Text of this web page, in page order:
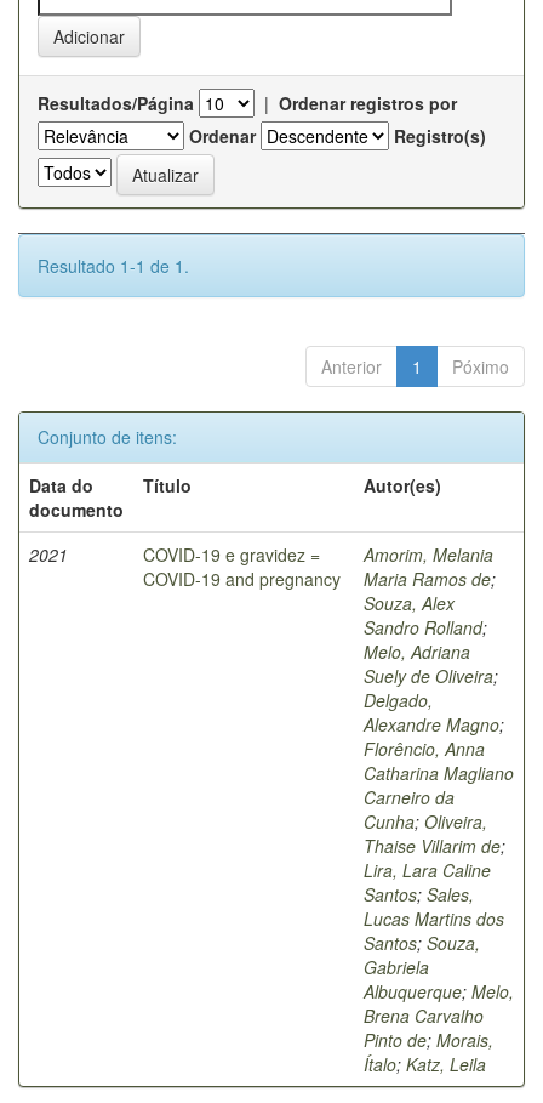
Resultados/Página | Ordenar registros por
Ordenar
Registro(s)
Resultado 1-1 de 1.
Anterior 1 Póximo
Conjunto de itens:
Data do
documento
Título Autor(es)
2021
COVID-19 e gravidez =
COVID-19 and pregnancy
Amorim, Melania
Maria Ramos de;
Souza, Alex
Sandro Rolland;
Melo, Adriana
Suely de Oliveira;
Delgado,
Alexandre Magno;
Florêncio, Anna
Catharina Magliano
Carneiro da
Cunha; Oliveira,
Thaise Villarim de;
Lira, Lara Caline
Santos; Sales,
Lucas Martins dos
Santos; Souza,
Gabriela
Albuquerque; Melo,
Brena Carvalho
Pinto de; Morais,
Ítalo; Katz, Leila